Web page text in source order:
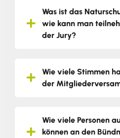
Was ist das
wie kann man
der Jury?
Wie viele Stimmen
der
Wie viele Personen
können an den